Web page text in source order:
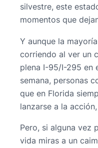
silvestre, este
momentos que
Y aunque la
corriendo al ver un
plena I-95/I-295 en
semana, personas
que en Florida
lanzarse a la
Pero, si alguna vez
vida miras a un